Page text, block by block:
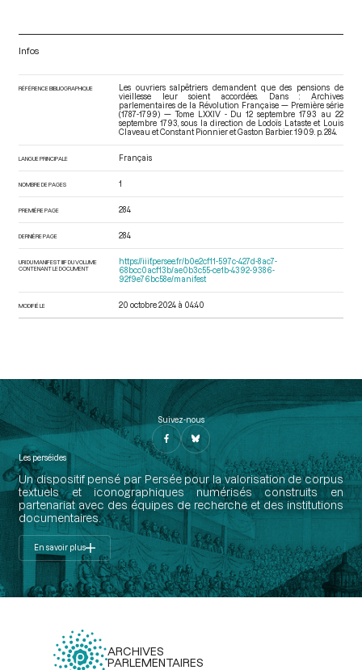
Infos
RÉFÉRENCE BIBLIOGRAPHIQUE
Les ouvriers salpêtriers demandent que des pensions de
vieillesse leur soient accordées. Dans : Archives
parlementaires de la Révolution Française — Première série
(1787-1799) — Tome LXXIV - Du 12 septembre 1793 au 22
septembre 1793 , sous la direction de Lodoïs Lataste et Louis
Claveau et Constant Pionnier et Gaston Barbier. 1909. p. 284.
LANGUE PRINCIPALE Français
NOMBRE DE PAGES 1
PREMIÈRE PAGE 284
DERNIÈRE PAGE 284
URI DU MANIFEST IIIF DU VOLUME
CONTENANT LE DOCUMENT
https://iiif.persee.fr/b0e2cf11-597c-427d-8ac7-
68bcc0acf13b/ae0b3c55-ce1b-4392-9386-
92f9e76bc58e/manifest
MODIFIÉ LE 20 octobre 2024 à 04:40
Suivez-nous
Les perséides
Un dispositif pensé par Persée pour la valorisation de corpus
textuels et iconographiques numérisés construits en
partenariat avec des équipes de recherche et des institutions
documentaires.
En savoir plus
ARCHIVES
PARLEMENTAIRES